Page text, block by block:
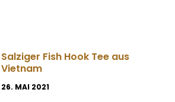
Salziger Fish Hook Tee aus
Vietnam
26. MAI 2021